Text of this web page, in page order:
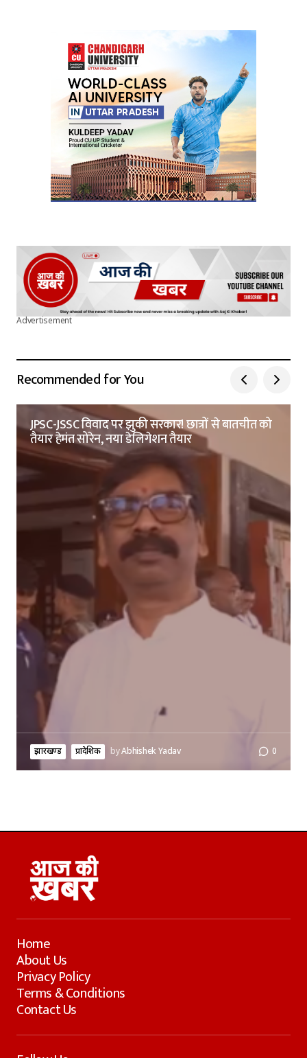
Your E-mail*
Submit Comment
Advertisement
Recommended for You
JPSC-JSSC विवाद पर झुकी सरकार! छात्रों से बातचीत को
तैयार हेमंत सोरेन, नया डेलिगेशन तैयार
झारखण्ड प्रादेशिक byAbhishek Yadav 0
Home
About Us
Privacy Policy
Terms & Conditions
Contact Us